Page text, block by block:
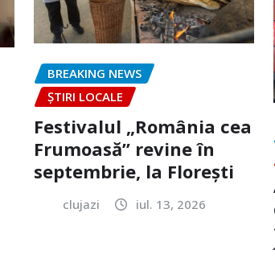
BREAKING NEWS
ȘTIRI LOCALE
Festivalul „România cea
Frumoasă” revine în
septembrie, la Florești
clujazi iul. 13, 2026